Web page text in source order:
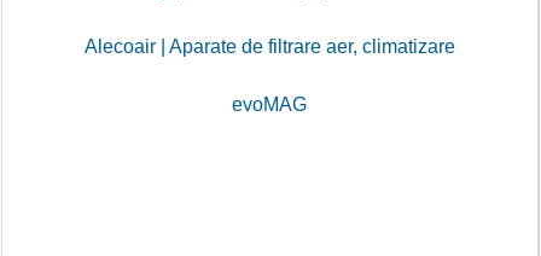
Alecoair | Aparate de filtrare aer, climatizare
evoMAG